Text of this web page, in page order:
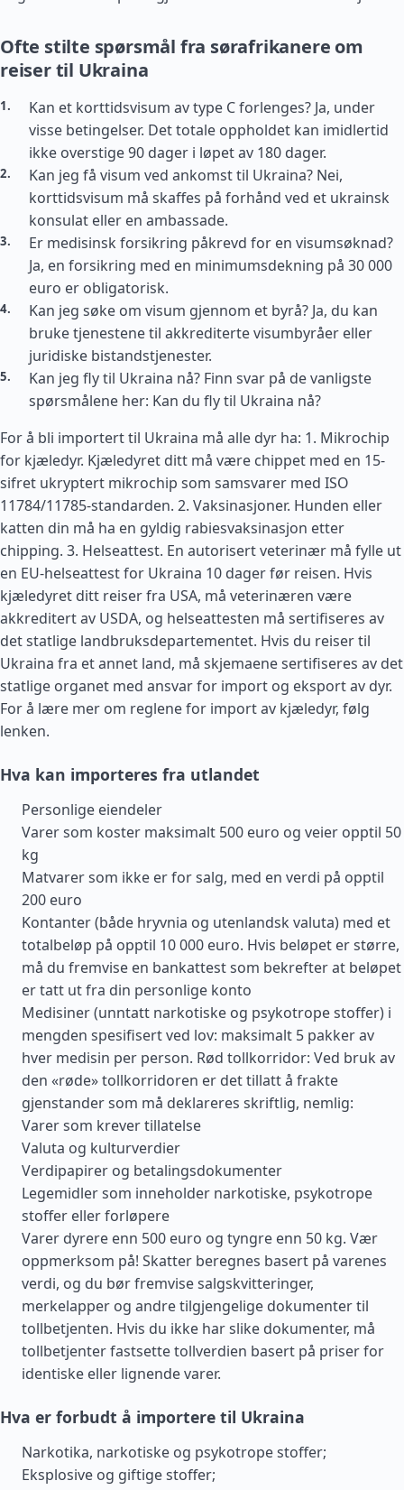
Ofte stilte spørsmål fra sørafrikanere om
reiser til Ukraina
Kan et korttidsvisum av type C forlenges? Ja, under
visse betingelser. Det totale oppholdet kan imidlertid
ikke overstige 90 dager i løpet av 180 dager.
Kan jeg få visum ved ankomst til Ukraina? Nei,
korttidsvisum må skaffes på forhånd ved et ukrainsk
konsulat eller en ambassade.
Er medisinsk forsikring påkrevd for en visumsøknad?
Ja, en forsikring med en minimumsdekning på 30 000
euro er obligatorisk.
Kan jeg søke om visum gjennom et byrå? Ja, du kan
bruke tjenestene til akkrediterte visumbyråer eller
juridiske bistandstjenester.
Kan jeg fly til Ukraina nå? Finn svar på de vanligste
spørsmålene her: Kan du fly til Ukraina nå?
For å bli importert til Ukraina må alle dyr ha: 1. Mikrochip
for kjæledyr. Kjæledyret ditt må være chippet med en 15-
sifret ukryptert mikrochip som samsvarer med ISO
11784/11785-standarden. 2. Vaksinasjoner. Hunden eller
katten din må ha en gyldig rabiesvaksinasjon etter
chipping. 3. Helseattest. En autorisert veterinær må fylle ut
en EU-helseattest for Ukraina 10 dager før reisen. Hvis
kjæledyret ditt reiser fra USA, må veterinæren være
akkreditert av USDA, og helseattesten må sertifiseres av
det statlige landbruksdepartementet. Hvis du reiser til
Ukraina fra et annet land, må skjemaene sertifiseres av det
statlige organet med ansvar for import og eksport av dyr.
For å lære mer om reglene for import av kjæledyr, følg
lenken.
Hva kan importeres fra utlandet
Personlige eiendeler
Varer som koster maksimalt 500 euro og veier opptil 50
kg
Matvarer som ikke er for salg, med en verdi på opptil
200 euro
Kontanter (både hryvnia og utenlandsk valuta) med et
totalbeløp på opptil 10 000 euro. Hvis beløpet er større,
må du fremvise en bankattest som bekrefter at beløpet
er tatt ut fra din personlige konto
Medisiner (unntatt narkotiske og psykotrope stoffer) i
mengden spesifisert ved lov: maksimalt 5 pakker av
hver medisin per person. Rød tollkorridor: Ved bruk av
den «røde» tollkorridoren er det tillatt å frakte
gjenstander som må deklareres skriftlig, nemlig:
Varer som krever tillatelse
Valuta og kulturverdier
Verdipapirer og betalingsdokumenter
Legemidler som inneholder narkotiske, psykotrope
stoffer eller forløpere
Varer dyrere enn 500 euro og tyngre enn 50 kg. Vær
oppmerksom på! Skatter beregnes basert på varenes
verdi, og du bør fremvise salgskvitteringer,
merkelapper og andre tilgjengelige dokumenter til
tollbetjenten. Hvis du ikke har slike dokumenter, må
tollbetjenter fastsette tollverdien basert på priser for
identiske eller lignende varer.
Hva er forbudt å importere til Ukraina
Narkotika, narkotiske og psykotrope stoffer;
Eksplosive og giftige stoffer;